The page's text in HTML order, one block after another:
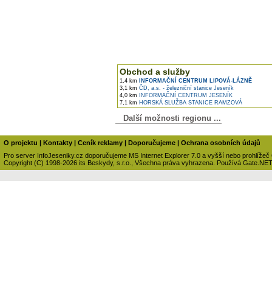
Obchod a služby
1,4 km
INFORMAČNÍ CENTRUM LIPOVÁ-LÁZNĚ
3,1 km ČD, a.s. - železniční stanice Jeseník
4,0 km INFORMAČNÍ CENTRUM JESENÍK
7,1 km HORSKÁ SLUŽBA STANICE RAMZOVÁ
Další možnosti regionu ...
O projektu | Kontakty | Ceník reklamy | Doporučujeme | Ochrana osobních údajů
Pro server InfoJeseniky.cz doporučujeme MS Internet Explorer 7.0 a vyšší nebo prohlížeč
Copyright (C) 1998-2026 its Beskydy, s.r.o., Všechna práva vyhrazena. Používá